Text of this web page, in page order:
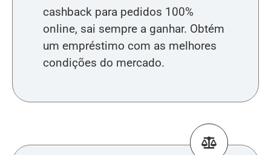
cashback para pedidos 100%
online, sai sempre a ganhar. Obtém
um empréstimo com as melhores
condições do mercado.